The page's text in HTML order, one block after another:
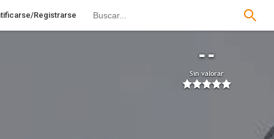
Registrarse
--
Sin valorar